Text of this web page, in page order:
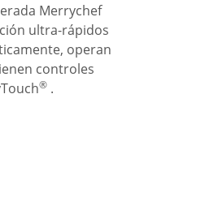
Merrychef
ultra-rápidos
operan
controles
®.